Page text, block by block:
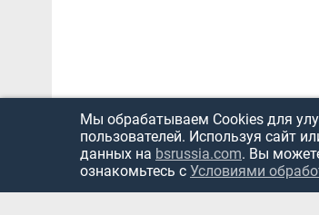
Мы обрабатываем Cookies для
пользователей. Используя сайт
данных на bsrussia.com. Вы
ознакомьтесь с Условиями